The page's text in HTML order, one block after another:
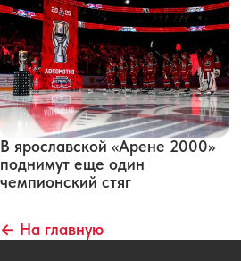
В ярославской «Арене 2000»
поднимут еще один
чемпионский стяг
← На главную